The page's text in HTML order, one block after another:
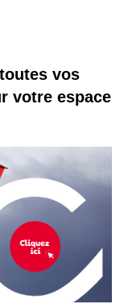
vos
votre espace